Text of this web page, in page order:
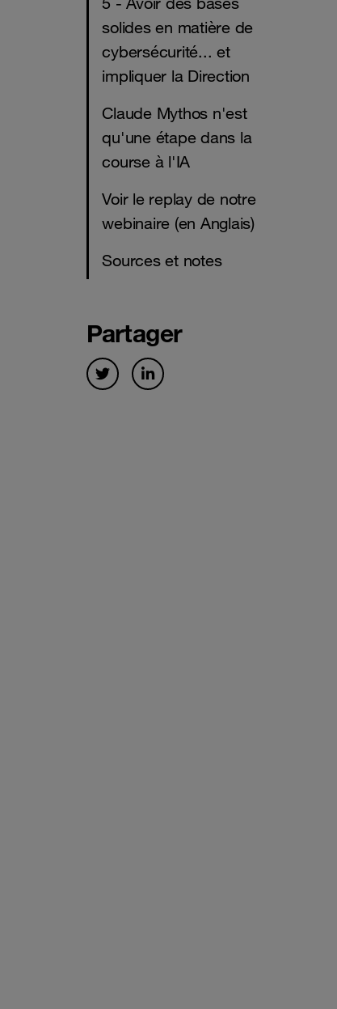
solides en matière de
cybersécurité... et
impliquer la Direction
Claude Mythos n'est
qu'une étape dans la
course à l'IA
Voir le replay de notre
webinaire (en Anglais)
Sources et notes
Partager